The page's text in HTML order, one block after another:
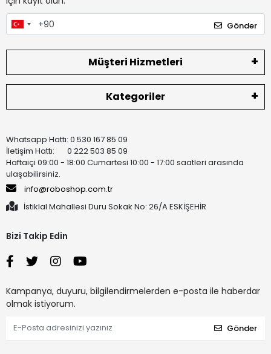
Gönder
Müşteri Hizmetleri
Kategoriler
Whatsapp Hattı: 0 530 167 85 09
İletişim Hattı: 0 222 503 85 09
Haftaiçi 09:00 - 18:00 Cumartesi 10:00 - 17:00 saatleri arasında
ulaşabilirsiniz.
info@roboshop.com.tr
İstiklal Mahallesi Duru Sokak No: 26/A ESKİŞEHİR
Bizi Takip Edin
Kampanya, duyuru, bilgilendirmelerden e-posta ile haberdar
olmak istiyorum.
Gönder